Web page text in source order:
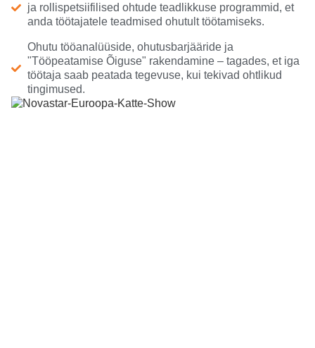
ja rollispetsiifilised ohtude teadlikkuse programmid, et
anda töötajatele teadmised ohutult töötamiseks.
Ohutu tööanalüüside, ohutusbarjääride ja
"Tööpeatamise Õiguse" rakendamine – tagades, et iga
töötaja saab peatada tegevuse, kui tekivad ohtlikud
tingimused.